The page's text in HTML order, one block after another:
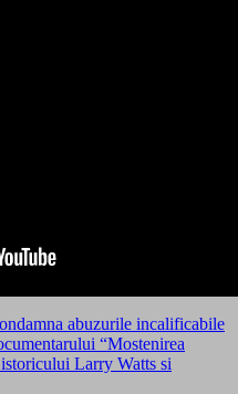
abuzurile incalificabile
“Mostenirea
Larry Watts si